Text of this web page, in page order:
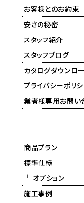
お客様とのお約束
安さの秘密
スタッフ紹介
スタッフブログ
カタログダウンロ
プライバシーポリ
業者様専用お問い
商品プラン
標準仕様
└ オプション
施工事例